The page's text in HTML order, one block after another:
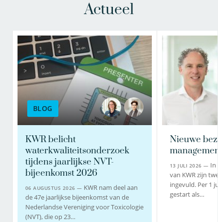
Actueel
BLOG
KWR belicht
waterkwaliteitsonderzoek
tijdens jaarlijkse NVT-
bijeenkomst 2026
06 AUGUSTUS 2026 — KWR nam deel aan
de 47e jaarlijkse bijeenkomst van de
Nederlandse Vereniging voor Toxicologie
(NVT), die op 23…
Nieuwe
13 JULI 2026 — In
van KWR zijn
ingevuld. Per 1
gestart als…